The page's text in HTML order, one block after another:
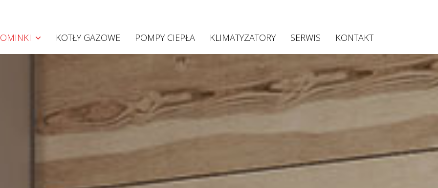
KOTŁY GAZOWE POMPY CIEPŁA KLIMATYZATORY SERWIS KONTAKT
Kominki akumulacyjne